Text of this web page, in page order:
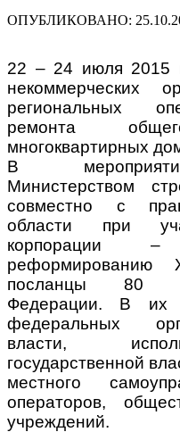
ОПУБЛИКОВАНО:
22 – 24 июля 2015
некоммерческих
региональных
ремонта
многоквартирных
В
Министерством
совместно с
области при
корпорации
реформированию
посланцы 80
Федерации. В их
федеральных
власти,
государственной
местного
операторов,
учреждений.